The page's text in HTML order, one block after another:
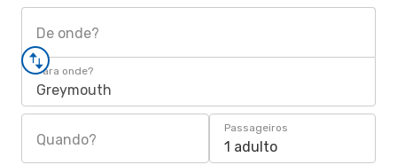
De onde?
Para onde?
Greymouth
Quando?
Passageiros
1 adulto